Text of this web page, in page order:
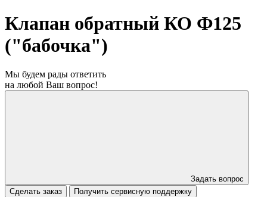
Клапан обратный КО Ф125
("бабочка")
Мы будем рады ответить
на любой Ваш вопрос!
Задать вопрос
Сделать заказ
Получить сервисную поддержку